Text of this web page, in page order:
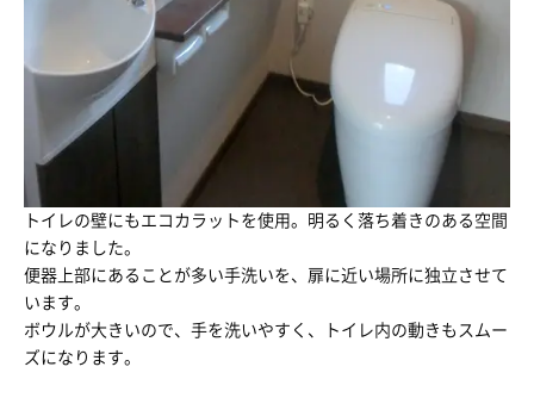
トイレの壁にもエコカラットを使用。明るく落ち着きのある空間
になりました。
便器上部にあることが多い手洗いを、扉に近い場所に独立させて
います。
ボウルが大きいので、手を洗いやすく、トイレ内の動きもスムー
ズになります。